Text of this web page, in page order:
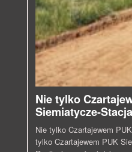
Nie tylko
Siemiatycze-
Nie tylko Czartajewem
tylko Czartajewem PUK